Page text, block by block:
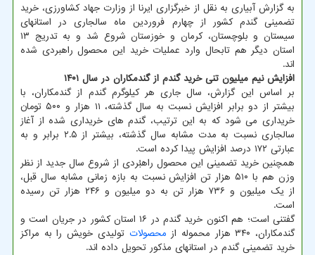
به گزارش آبیاری به نقل از خبرگزاری ایرنا از وزارت جهاد کشاورزی، خرید
تضمینی گندم کشور از چهارم فروردین ماه سالجاری در استانهای
سیستان و بلوچستان، کرمان و خوزستان شروع شد و به تدریج ۱۳
استان دیگر هم تابحال وارد عملیات خرید این محصول راهبردی شده
اند.
افزایش نیم میلیون تنی خرید گندم از گندمکاران در سال ۱۴۰۱
بر اساس این گزارش، سال جاری هر کیلوگرم گندم از گندمکاران، با
بیشتر از دو برابر افزایش نسبت به سال گذشته، ۱۱ هزار و ۵۰۰ تومان
خریداری می شود که به این ترتیب، گندم های خریداری شده از آغاز
سالجاری نسبت به مدت مشابه سال گذشته، بیشتر از ۲.۵ برابر و به
عبارتی ۱۷۲ درصد افزایش پیدا کرده است.
همچنین خرید تضمینی این محصول راهبُردی از شروع سال جدید از نظر
وزن هم با ۵۱۰ هزار تن افزایش نسبت به بازه زمانی مشابه سال قبل،
از یک میلیون و ۷۳۶ هزار تن به دو میلیون و ۲۴۶ هزار تن رسیده
است.
گفتنی است؛ هم اکنون خرید گندم در ۱۶ استان کشور در جریان است و
گندمکاران، ۳۴۰ هزار محموله از
محصولات تولیدی خویش را به مراکز
خرید تضمینی گندم در استانهای مذکور تحویل داده اند.